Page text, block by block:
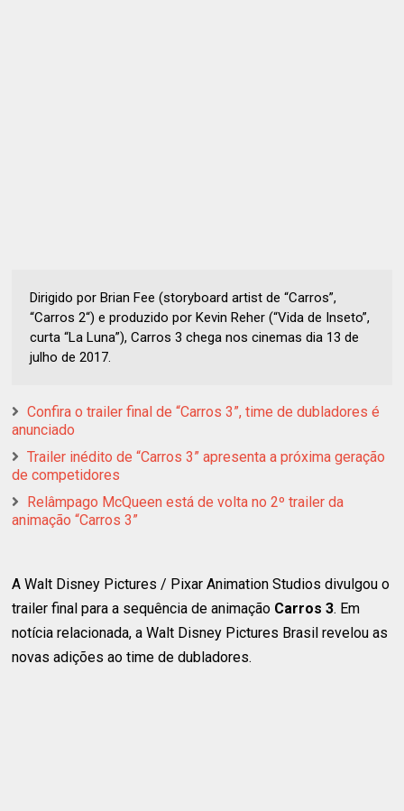
Dirigido por Brian Fee (storyboard artist de “Carros”,
“Carros 2“) e produzido por Kevin Reher (“Vida de Inseto”,
curta “La Luna”), Carros 3 chega nos cinemas dia 13 de
julho de 2017.
Confira o trailer final de “Carros 3”, time de dubladores é
anunciado
Trailer inédito de “Carros 3” apresenta a próxima geração
de competidores
Relâmpago McQueen está de volta no 2º trailer da
animação “Carros 3”
A Walt Disney Pictures / Pixar Animation Studios divulgou o
trailer final para a sequência de animação Carros 3. Em
notícia relacionada, a Walt Disney Pictures Brasil revelou as
novas adições ao time de dubladores.